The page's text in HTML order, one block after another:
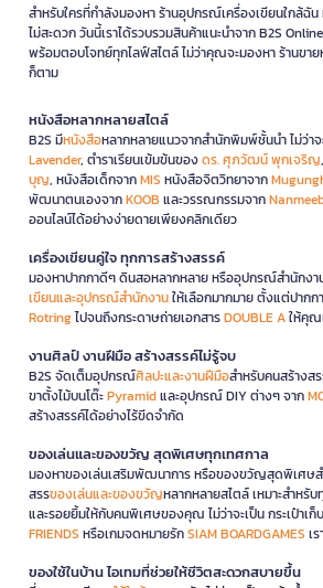
สำหรับใครที่กำลังมองหา ร้านอุปกรณ์เครื่องเขียนใกล้ฉัน
ไม่สะดวก วันนี้เราได้รวบรวมสินค้าแนะนำจาก B2S
พร้อมตอบโจทย์ทุกไลฟ์สไตล์ ไม่ว่าคุณจะมองหา ร้านขา
ก็ตาม
หนังสือหลากหลายสไตล์
B2S มีหนังสือหลากหลายแนวจากสำนักพิมพ์ชั้นนำ ไม่ว่า
Lavender, ตำราเรียนเข้มข้นของดร. ศุภวัฒน์ พุกเจริญ
บุญ, หนังสือเด็กจากMIS หนังสือจิตวิทยาจาก
พัฒนาตนเองจากKOOB และวรรณกรรมจาก
ออนไลน์ได้อย่างง่ายดายเพียงคลิกเดียว
เครื่องเขียนคู่ใจ ทุกการสร้างสรรค์
มองหาปากกาดีๆ ดินสอหลากหลาย หรืออุปกรณ์สำนักงา
เขียนและอุปกรณ์สำนักงานให้เลือกมากมาย ตั้งแต่ปากก
Rotringไปจนถึงกระดาษถ่ายเอกสารDOUBLE Aให้คุณ
งานศิลป์ งานฝีมือ สร้างสรรค์ไม่รู้จบ
B2S จัดเต็มอุปกรณ์ศิลปะและงานฝีมือสำหรับคนสร้างส
ขาตั้งไม้บนโต๊ะPyramidและอุปกรณ์ DIY ต่างๆ จาก
สร้างสรรค์ได้อย่างไร้ขีดจำกัด
ของเล่นและของขวัญ สุดพิเศษทุกเทศกาล
มองหาของเล่นเสริมพัฒนาการ หรือของขวัญสุดพิเศษส
สรรของเล่นและของขวัญหลากหลายสไตล์ เหมาะสำหรั
และรอยยิ้มให้กับคนพิเศษของคุณ ไม่ว่าจะเป็น กระเป๋าเ
FRIENDS หรือเกมจดหมายรักSIAM BOARDGAMES เ
ของใช้ในบ้าน ไอเทมที่ช่วยให้ชีวิตสะดวกสบายขึ้น